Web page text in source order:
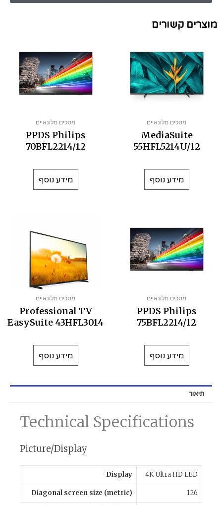
מוצרים קשורים
מסכים מלונאיים
MediaSuite
55HFL5214U/12
מידע נוסף
מסכים מלונאיים
PPDS Philips
70BFL2214/12
מידע נוסף
מסכים מלונאיים
PPDS Philips
75BFL2214/12
מידע נוסף
מסכים מלונאיים
Professional TV
EasySuite 43HFL3014
מידע נוסף
תיאור
Technical Specifications
Picture/Display
Display 4K Ultra HD LED
Diagonal screen size (metric) 126